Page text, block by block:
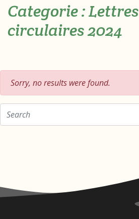
Categorie :Lettres
circulaires 2024
Sorry, no results were found.
Zoeken op: